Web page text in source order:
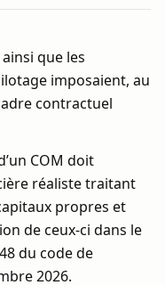
que les
imposaient, au
contractuel
COM doit
réaliste traitant
propres et
de ceux-ci dans le
du code de
2026.